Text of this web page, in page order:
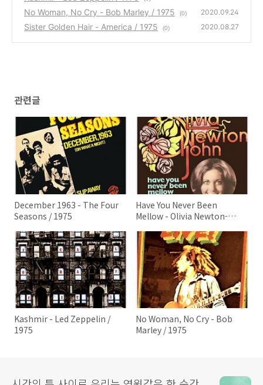
No Woman, No Cry - Bob Marley / 1975 (0) 2020.09.24
Sister Golden Hair - America / 1975 (0) 2020.08.27
관련글
December 1963 - The Four
Seasons / 1975
Have You Never Been
Mellow - Olivia Newton-
Kashmir - Led Zeppelin /
1975
No Woman, No Cry - Bob
Marley / 1975